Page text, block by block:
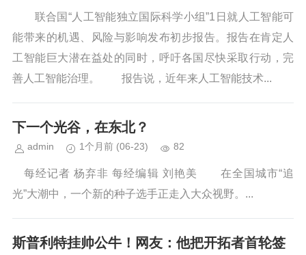
联合国“人工智能独立国际科学小组”1日就人工智能可
能带来的机遇、风险与影响发布初步报告。报告在肯定人
工智能巨大潜在益处的同时，呼吁各国尽快采取行动，完
善人工智能治理。 报告说，近年来人工智能技术...
下一个光谷，在东北？
admin 1个月前 (06-23) 82
每经记者 杨弃非 每经编辑 刘艳美 在全国城市“追
光”大潮中，一个新的种子选手正走入大众视野。...
斯普利特挂帅公牛！网友：他把开拓者首轮签